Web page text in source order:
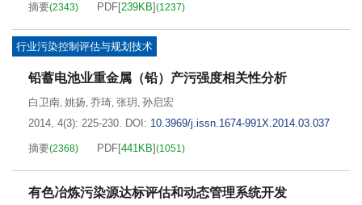
摘要(2343) PDF[239KB](1237)
行业污染控制评估与规划技术
铅蓄电池业重金属（铅）产污强度相关性分析
白卫南, 姚扬, 乔琦, 张玥 , 孙启宏
2014, 4(3): 225-230. DOI: 10.3969/j.issn.1674-991X.2014.03.037
摘要(2368) PDF[441KB](1051)
有色冶炼污染源达标评估和动态管理系统开发